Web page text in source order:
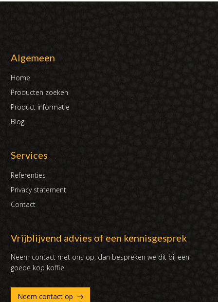
Algemeen
Home
Producten zoeken
Product informatie
Blog
Services
Referenties
Privacy statement
Contact
Vrijblijvend advies of een kennisgesprek
Neem contact met ons op, dan bespreken we dit bij een
goede kop koffie.
Neem contact op